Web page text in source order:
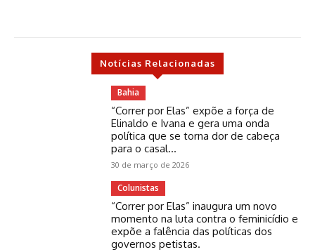
Notícias Relacionadas
Bahia
“Correr por Elas” expõe a força de
Elinaldo e Ivana e gera uma onda
política que se torna dor de cabeça
para o casal...
30 de março de 2026
Colunistas
“Correr por Elas” inaugura um novo
momento na luta contra o feminicídio e
expõe a falência das políticas dos
governos petistas.